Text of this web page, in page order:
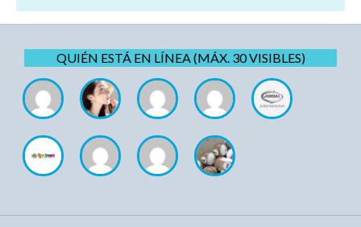
QUIÉN ESTÁ EN LÍNEA (MÁX. 30 VISIBLES)